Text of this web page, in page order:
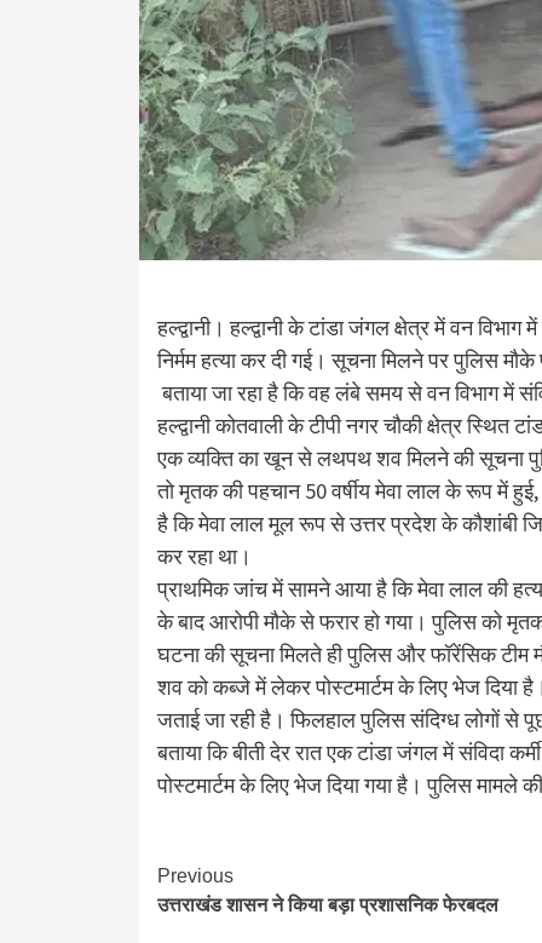
हल्द्वानी। हल्द्वानी के टांडा जंगल क्षेत्र में वन
निर्मम हत्या कर दी गई। सूचना मिलने पर पुलिस
बताया जा रहा है कि वह लंबे समय से वन विभाग में
हल्द्वानी कोतवाली के टीपी नगर चौकी क्षेत्र
एक व्यक्ति का खून से लथपथ शव मिलने की सूचना
तो मृतक की पहचान 50 वर्षीय मेवा लाल के रूप में हुई,
है कि मेवा लाल मूल रूप से उत्तर प्रदेश के कौशांबी
कर रहा था।
प्राथमिक जांच में सामने आया है कि मेवा लाल की
के बाद आरोपी मौके से फरार हो गया। पुलिस को
घटना की सूचना मिलते ही पुलिस और फॉरेंसिक
शव को कब्जे में लेकर पोस्टमार्टम के लिए भेज दिया
जताई जा रही है। फिलहाल पुलिस संदिग्ध लोगों से
बताया कि बीती देर रात एक टांडा जंगल में संविदा
पोस्टमार्टम के लिए भेज दिया गया है। पुलिस मामले
Continue
Reading
Previous
उत्तराखंड शासन ने किया बड़ा प्रशासनिक फेरबदल